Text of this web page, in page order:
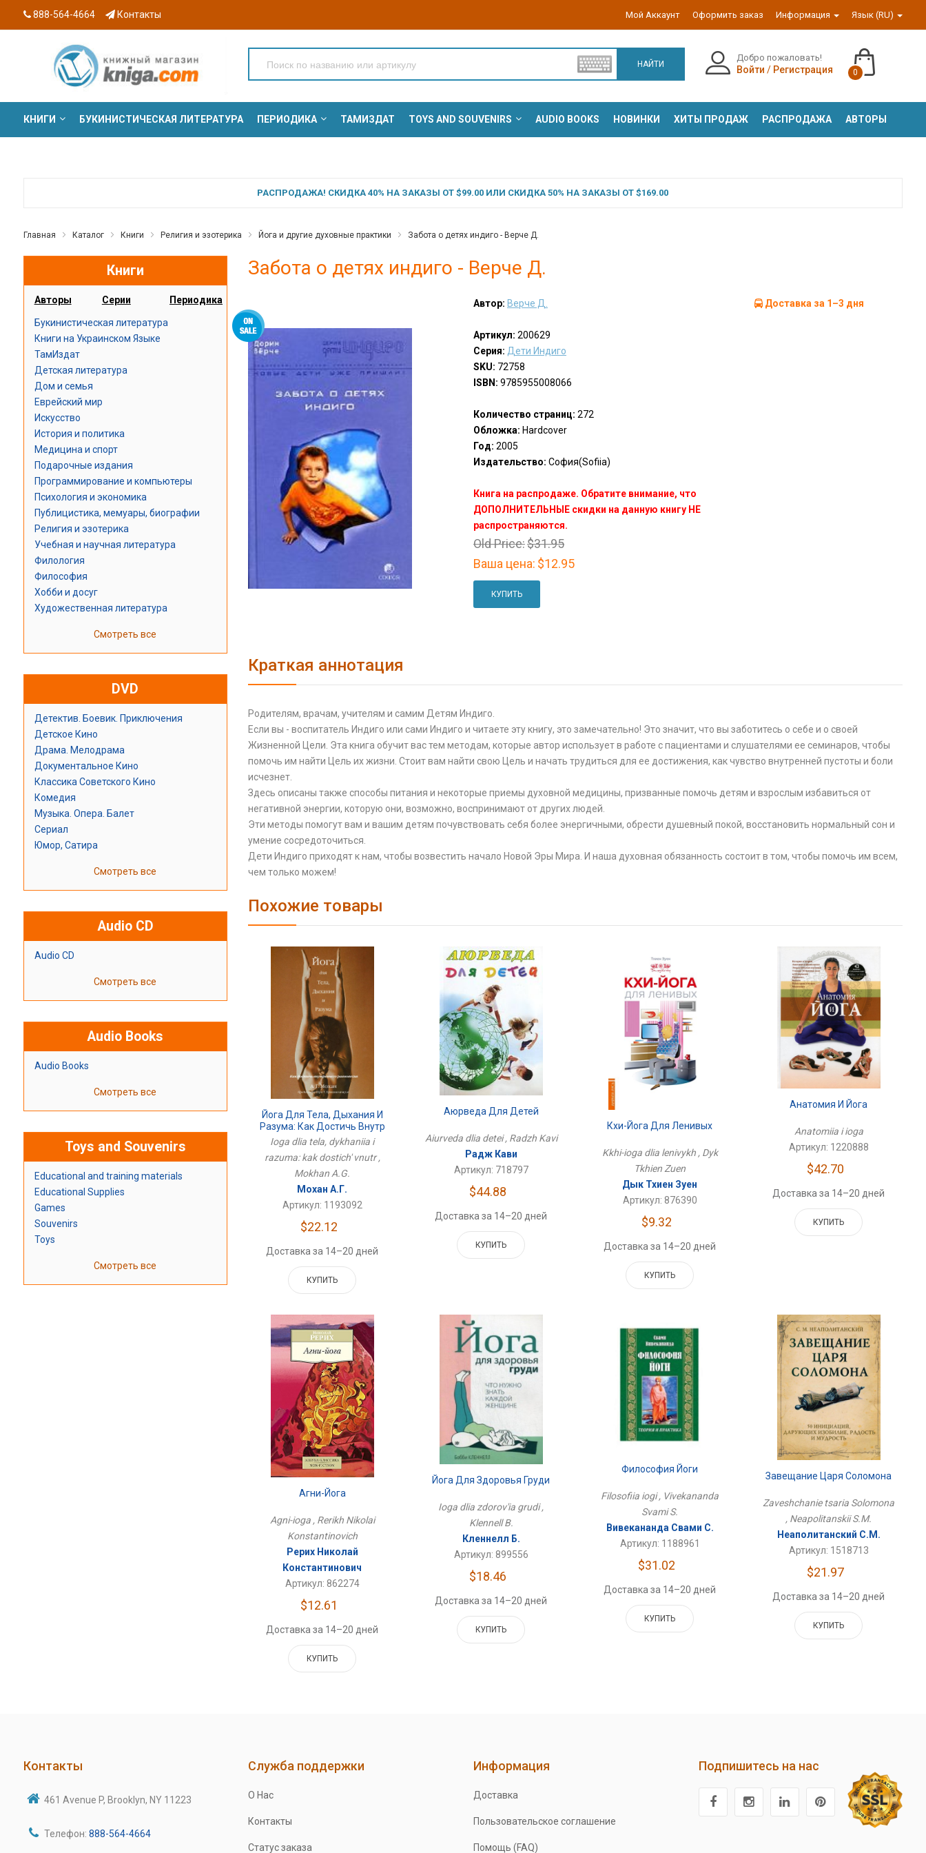
888-564-4664 Контакты Мой Аккаунт Оформить заказ Информация Язык (RU)
НАЙТИ
Добро пожаловать!
Войти / Регистрация 0
КНИГИ БУКИНИСТИЧЕСКАЯ ЛИТЕРАТУРА ПЕРИОДИКА ТАМИЗДАТ TOYS AND SOUVENIRS AUDIO BOOKS НОВИНКИ ХИТЫ ПРОДАЖ РАСПРОДАЖА АВТОРЫ
РАСПРОДАЖА! СКИДКА 40% НА ЗАКАЗЫ ОТ $99.00 ИЛИ СКИДКА 50% НА ЗАКАЗЫ ОТ $169.00
Главная Каталог Книги Религия и эзотерика Йога и другие духовные практики Забота о детях индиго - Верче Д.
Книги
Авторы Серии Периодика
Букинистическая литература
Книги на Украинском Языке
ТамИздат
Детская литература
Дом и семья
Еврейский мир
Искусство
История и политика
Медицина и спорт
Подарочные издания
Программирование и компьютеры
Психология и экономика
Публицистика, мемуары, биографии
Религия и эзотерика
Учебная и научная литература
Филология
Философия
Хобби и досуг
Художественная литература
Смотреть все
DVD
Детектив. Боевик. Приключения
Детское Кино
Драма. Мелодрама
Документальное Кино
Классика Советского Кино
Комедия
Музыка. Опера. Балет
Сериал
Юмор, Сатира
Смотреть все
Audio CD
Audio CD
Смотреть все
Audio Books
Audio Books
Смотреть все
Toys and Souvenirs
Educational and training materials
Educational Supplies
Games
Souvenirs
Toys
Смотреть все
Забота о детях индиго - Верче Д.
Автор: Верче Д.
Артикул: 200629
Серия: Дети Индиго
SKU: 72758
ISBN: 9785955008066
Количество страниц: 272
Обложка: Hardcover
Год: 2005
Издательство: София(Sofiia)
Книга на распродаже. Обратите внимание, что
ДОПОЛНИТЕЛЬНЫЕ скидки на данную книгу НЕ
распространяются.
Old Price:$31.95
Ваша цена: $12.95
КУПИТЬ
Доставка за 1–3 дня
Краткая аннотация
Родителям, врачам, учителям и самим Детям Индиго.
Если вы - воспитатель Индиго или сами Индиго и читаете эту книгу, это замечательно! Это значит, что вы заботитесь о себе и о своей
Жизненной Цели. Эта книга обучит вас тем методам, которые автор использует в работе с пациентами и слушателями ее семинаров, чтобы
помочь им найти Цель их жизни. Стоит вам найти свою Цель и начать трудиться для ее достижения, как чувство внутренней пустоты и боли
исчезнет.
Здесь описаны также способы питания и некоторые приемы духовной медицины, призванные помочь детям и взрослым избавиться от
негативной энергии, которую они, возможно, воспринимают от других людей.
Эти методы помогут вам и вашим детям почувствовать себя более энергичными, обрести душевный покой, восстановить нормальный сон и
умение сосредоточиться.
Дети Индиго приходят к нам, чтобы возвестить начало Новой Эры Мира. И наша духовная обязанность состоит в том, чтобы помочь им всем,
чем только можем!
Похожие товары
Йога Для Тела, Дыхания И
Разума: Как Достичь Внутр
Ioga dlia tela, dykhaniia i
razuma: kak dostich' vnutr ,
Mokhan A.G.
Мохан А.Г.
Артикул: 1193092
$22.12
Доставка за 14–20 дней
КУПИТЬ
Аюрведа Для Детей
Aiurveda dlia detei , Radzh Kavi
Радж Кави
Артикул: 718797
$44.88
Доставка за 14–20 дней
КУПИТЬ
Кхи-Йога Для Ленивых
Kkhi-ioga dlia lenivykh , Dyk
Tkhien Zuen
Дык Тхиен Зуен
Артикул: 876390
$9.32
Доставка за 14–20 дней
КУПИТЬ
Анатомия И Йога
Anatomiia i ioga
Артикул: 1220888
$42.70
Доставка за 14–20 дней
КУПИТЬ
Агни-Йога
Agni-ioga , Rerikh Nikolai
Konstantinovich
Рерих Николай
Константинович
Артикул: 862274
$12.61
Доставка за 14–20 дней
КУПИТЬ
Йога Для Здоровья Груди
Ioga dlia zdorov'ia grudi ,
Klennell B.
Кленнелл Б.
Артикул: 899556
$18.46
Доставка за 14–20 дней
КУПИТЬ
Философия Йоги
Filosofiia iogi , Vivekananda
Svami S.
Вивекананда Свами С.
Артикул: 1188961
$31.02
Доставка за 14–20 дней
КУПИТЬ
Завещание Царя Соломона
Zaveshchanie tsaria Solomona
, Neapolitanskii S.M.
Неаполитанский С.М.
Артикул: 1518713
$21.97
Доставка за 14–20 дней
КУПИТЬ
Контакты
461 Avenue P, Brooklyn, NY 11223
Телефон: 888-564-4664
Служба поддержки
О Нас
Контакты
Статус заказа
Информация
Доставка
Пользовательское соглашение
Помощь (FAQ)
Подпишитесь на нас